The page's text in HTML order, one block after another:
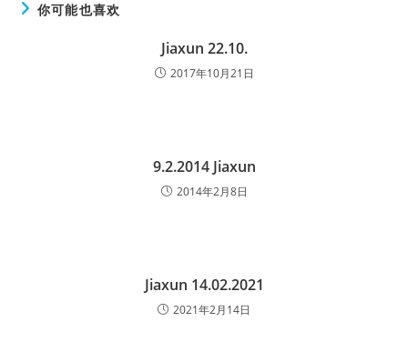
你可能也喜欢
Jiaxun 22.10.
2017年10月21日
9.2.2014 Jiaxun
2014年2月8日
Jiaxun 14.02.2021
2021年2月14日